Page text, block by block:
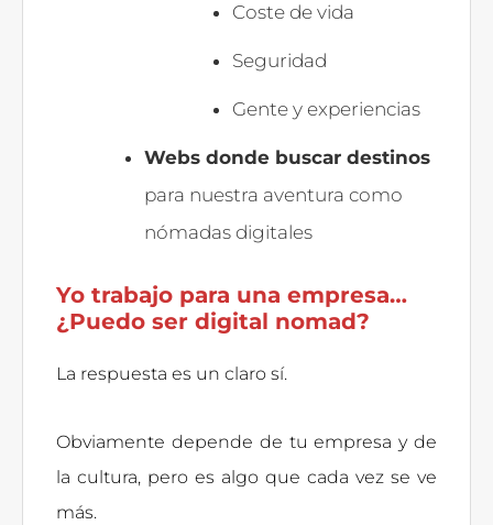
Coste de vida
Seguridad
Gente y experiencias
Webs donde buscar destinos
para nuestra aventura como
nómadas digitales
Yo trabajo para una empresa…
¿Puedo ser digital nomad?
La respuesta es un claro sí.
Obviamente depende de tu empresa y de
la cultura, pero es algo que cada vez se ve
más.